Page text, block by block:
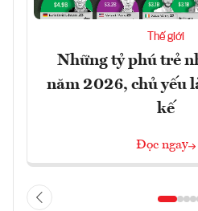
Thế giới
Những tỷ phú trẻ
năm 2026, chủ yếu
kế
Đọc ngay